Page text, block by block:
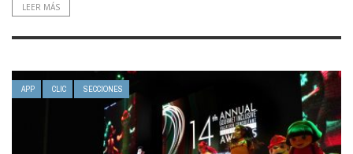
LEER MÁS
APP CLIC SECCIONES